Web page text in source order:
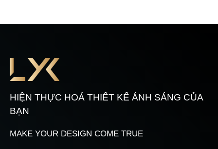
HIỆN THỰC HOÁ THIẾT KẾ ÁNH SÁNG CỦA
BẠN
MAKE YOUR DESIGN COME TRUE